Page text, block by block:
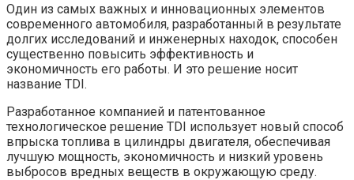
Один из самых важных и инновационных элементов
современного автомобиля, разработанный в результате
долгих исследований и инженерных находок, способен
существенно повысить эффективность и
экономичность его работы. И это решение носит
название TDI.
Разработанное компанией и патентованное
технологическое решение TDI использует новый способ
впрыска топлива в цилиндры двигателя, обеспечивая
лучшую мощность, экономичность и низкий уровень
выбросов вредных веществ в окружающую среду.